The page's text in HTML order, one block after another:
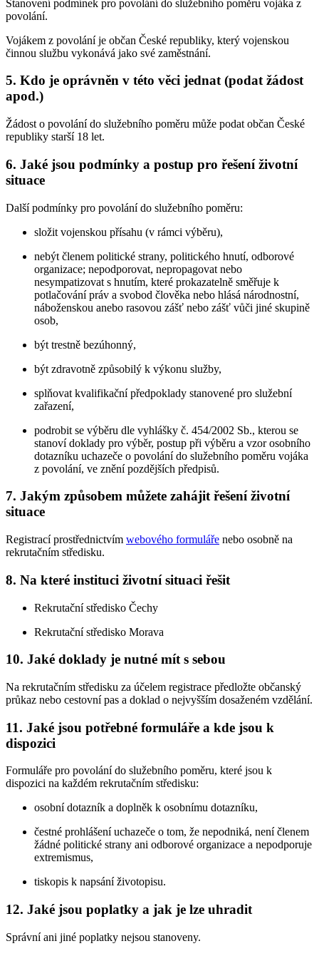
Stanovení podmínek pro povolání do služebního poměru vojáka z
povolání.
Vojákem z povolání je občan České republiky, který vojenskou
činnou službu vykonává jako své zaměstnání.
5. Kdo je oprávněn v této věci jednat (podat žádost
apod.)
Žádost o povolání do služebního poměru může podat občan České
republiky starší 18 let.
6. Jaké jsou podmínky a postup pro řešení životní
situace
Další podmínky pro povolání do služebního poměru:
složit vojenskou přísahu (v rámci výběru),
nebýt členem politické strany, politického hnutí, odborové
organizace; nepodporovat, nepropagovat nebo
nesympatizovat s hnutím, které prokazatelně směřuje k
potlačování práv a svobod člověka nebo hlásá národnostní,
náboženskou anebo rasovou zášť nebo zášť vůči jiné skupině
osob,
být trestně bezúhonný,
být zdravotně způsobilý k výkonu služby,
splňovat kvalifikační předpoklady stanovené pro služební
zařazení,
podrobit se výběru dle vyhlášky č. 454/2002 Sb., kterou se
stanoví doklady pro výběr, postup při výběru a vzor osobního
dotazníku uchazeče o povolání do služebního poměru vojáka
z povolání, ve znění pozdějších předpisů.
7. Jakým způsobem můžete zahájit řešení životní
situace
Registrací prostřednictvím webového formuláře nebo osobně na
rekrutačním středisku.
8. Na které instituci životní situaci řešit
Rekrutační středisko Čechy
Rekrutační středisko Morava
10. Jaké doklady je nutné mít s sebou
Na rekrutačním středisku za účelem registrace předložte občanský
průkaz nebo cestovní pas a doklad o nejvyšším dosaženém vzdělání.
11. Jaké jsou potřebné formuláře a kde jsou k
dispozici
Formuláře pro povolání do služebního poměru, které jsou k
dispozici na každém rekrutačním středisku:
osobní dotazník a doplněk k osobnímu dotazníku,
čestné prohlášení uchazeče o tom, že nepodniká, není členem
žádné politické strany ani odborové organizace a nepodporuje
extremismus,
tiskopis k napsání životopisu.
12. Jaké jsou poplatky a jak je lze uhradit
Správní ani jiné poplatky nejsou stanoveny.